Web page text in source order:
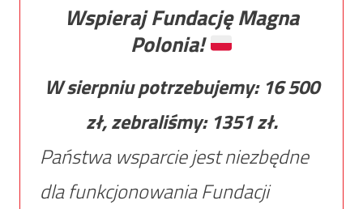
Wspieraj Fundację Magna
Polonia!
W sierpniu potrzebujemy: 16 500
zł, zebraliśmy: 1351zł.
Państwa wsparcie jest niezbędne
dla funkcjonowania Fundacji